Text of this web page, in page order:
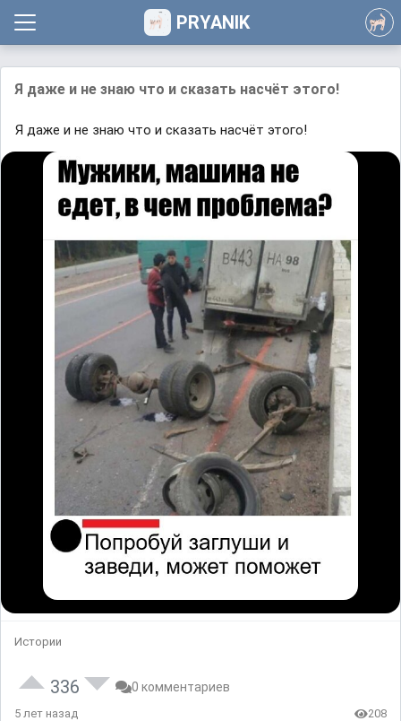
PRYANIK
Я даже и не знаю что и сказать насчёт этого!
Я даже и не знаю что и сказать насчёт этого!
Истории
336 0 комментариев
5 лет назад 208